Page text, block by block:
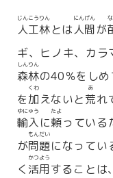
人工林
じんこうりん
とは人間
にんげん
が
ギ、ヒノキ、カラ
森林
しんりん
の40％をしめ
を加
くわ
えないと荒
あ
れ
輸入
ゆにゅう
に頼
たよ
っている
が問題
もんだい
になってい
く 活用
かつよう
することは、